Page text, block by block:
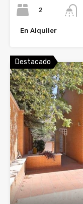
2
En Alquiler
Destacado